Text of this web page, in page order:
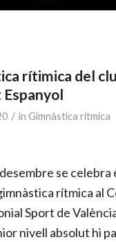
rítimica del
/ in Gimnàstica rítmica
desembre se
rítmica al
Sport de
nivell absolut hi